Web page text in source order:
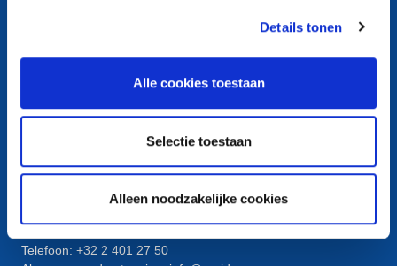
Details tonen
Alle cookies toestaan
Selectie toestaan
Alleen noodzakelijke cookies
Contact
European Registry for Internet Domains vzw (EURid)
Telecomlaan 9/7
1831 Diegem, Belgium
RPR Brussel – VAT BE 0864.240.405
Telefoon: +32 2 401 27 50